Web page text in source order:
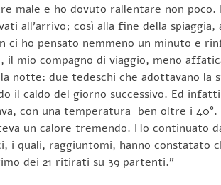
male e ho dovuto rallentare non
all’arrivo; così alla fine della
ci ho pensato nemmeno un minuto e
mio compagno di viaggio, meno
notte: due tedeschi che adottavano la
il caldo del giorno successivo. Ed
con una temperatura ben oltre i 40°.
un calore tremendo. Ho continuato
i quali, raggiuntomi, hanno constatato
dei 21 ritirati su 39 partenti.”